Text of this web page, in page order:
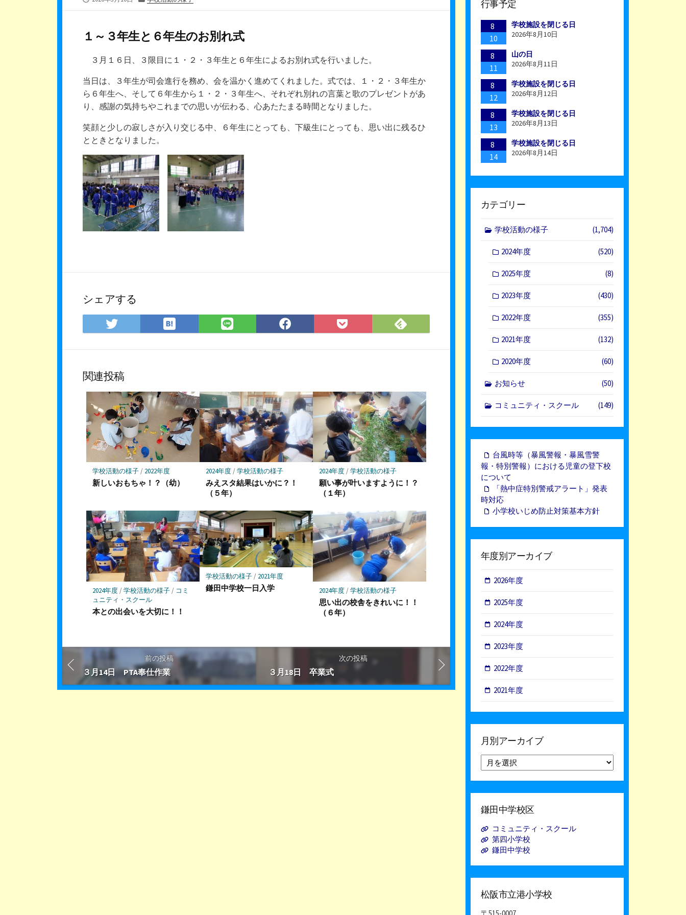
ー
１～３年生と６年生のお別れ式
３月１６日、３限目に１・２・３年生と６年生によるお別れ式を行いました。
当日は、３年生が司会進行を務め、会を温かく進めてくれました。式では、１・２・３年生か
ら６年生へ、そして６年生から１・２・３年生へ、それぞれ別れの言葉と歌のプレゼントがあ
り、感謝の気持ちやこれまでの思いが伝わる、心あたたまる時間となりました。
笑顔と少しの寂しさが入り交じる中、６年生にとっても、下級生にとっても、思い出に残るひ
とときとなりました。
シェアする
Twitter
で
ア
は
て
マ
ー
ク
に
保
存
LINE
で
Facebook
で
Pocket
に
Feedly
で
関連投稿
学校活動の様子/ 2022年度
新しいおもちゃ！？（幼）
2024年度/学校活動の様子
みえスタ結果はいかに？！
（５年）
2024年度/学校活動の様子
願い事が叶いますように！？
（１年）
2024年度/学校活動の様子/ コミ
ュニティ・スクール
本との出会いを大切に！！
学校活動の様子/ 2021年度
鎌田中学校一日入学 2024年度/学校活動の様子
思い出の校舎をきれいに！！
（６年）
前の投稿
３月14日 PTA奉仕作業
次の投稿
３月18日 卒業式
行事予定
8
10
学校施設を閉じる日
2026年8月10日
8
11
山の日
2026年8月11日
8
12
学校施設を閉じる日
2026年8月12日
8
13
学校施設を閉じる日
2026年8月13日
8
14
学校施設を閉じる日
2026年8月14日
カテゴリー
学校活動の様子 (1,704)
2024年度 (520)
2025年度 (8)
2023年度 (430)
2022年度 (355)
2021年度 (132)
2020年度 (60)
お知らせ (50)
コミュニティ・スクール (149)
台風時等（暴風警報・暴風雪警
報・特別警報）における児童の登下校
について
「熱中症特別警戒アラート」発表
時対応
小学校いじめ防止対策基本方針
年度別アーカイブ
2026年度
2025年度
2024年度
2023年度
2022年度
2021年度
月別アーカイブ
別
ア
ー
イ
鎌田中学校区
コミュニティ・スクール
第四小学校
鎌田中学校
松阪市立港小学校